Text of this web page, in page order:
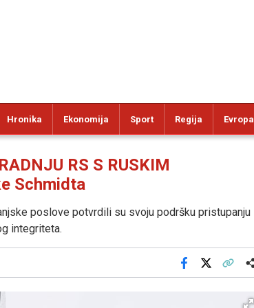
Hronika Ekonomija Sport Regija Evropa
RS S RUSKIM
Schmidta
poslove potvrdili su svoju podršku pristupanju
integriteta.
Facebook